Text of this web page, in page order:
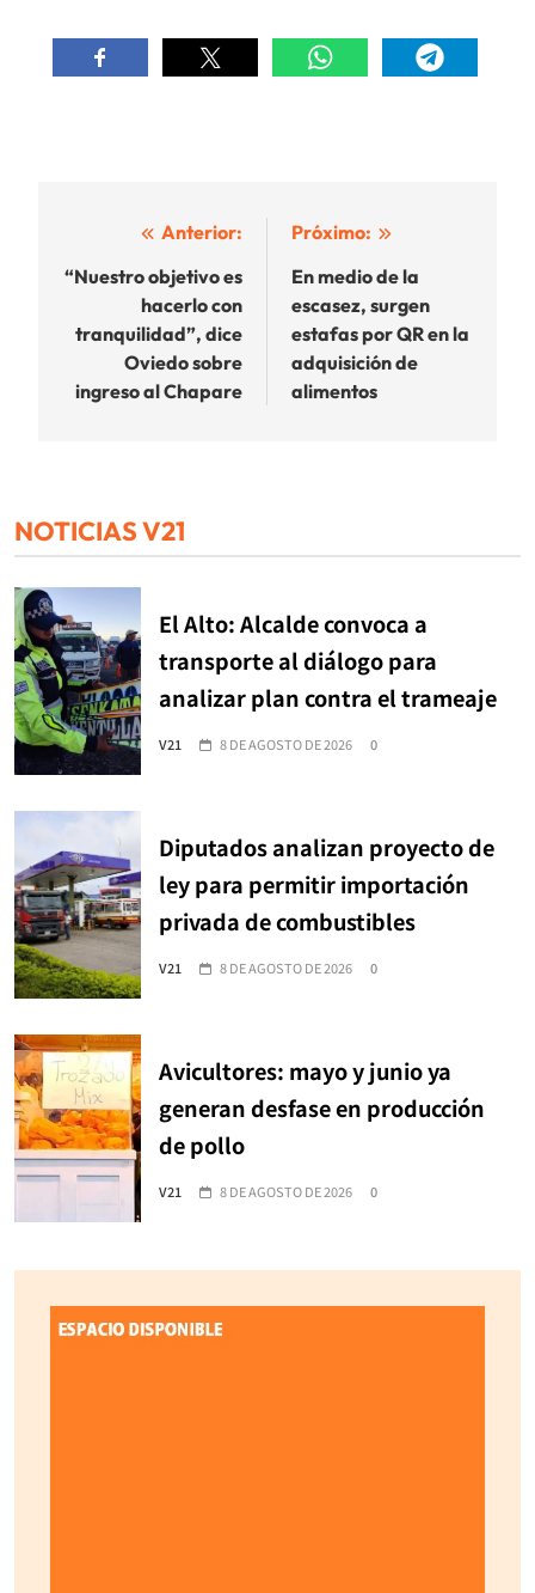
Navegación
de
entradas
Anterior:
“Nuestro objetivo es
hacerlo con
tranquilidad”, dice
Oviedo sobre
ingreso al Chapare
Próximo:
En medio de la
escasez, surgen
estafas por QR en la
adquisición de
alimentos
NOTICIAS V21
El Alto: Alcalde convoca a
transporte al diálogo para
analizar plan contra el trameaje
V21 8 DE AGOSTO DE 2026 0
Diputados analizan proyecto de
ley para permitir importación
privada de combustibles
V21 8 DE AGOSTO DE 2026 0
Avicultores: mayo y junio ya
generan desfase en producción
de pollo
V21 8 DE AGOSTO DE 2026 0